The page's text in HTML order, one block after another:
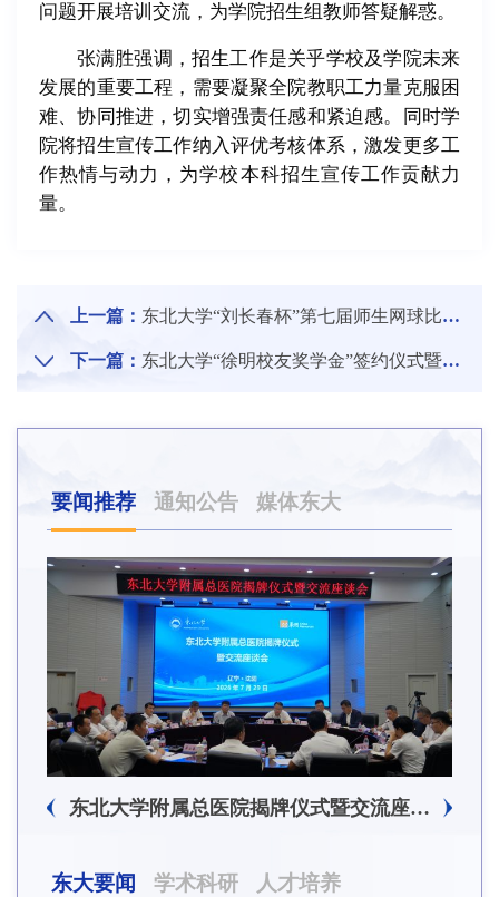
问题开展培训交流，为学院招生组教师答疑解惑。
张满胜强调，招生工作是关乎学校及学院未来
发展的重要工程，需要凝聚全院教职工力量克服困
难、协同推进，切实增强责任感和紧迫感。同时学
院将招生宣传工作纳入评优考核体系，激发更多工
作热情与动力，为学校本科招生宣传工作贡献力
量。
上一篇： 东北大学“刘长春杯”第七届师生网球比赛举办
下一篇： 东北大学“徐明校友奖学金”签约仪式暨颁奖典礼举行
要闻推荐 通知公告 媒体东大
东北大学附属总医院揭牌仪式暨交流座谈会举行
东大要闻 学术科研 人才培养